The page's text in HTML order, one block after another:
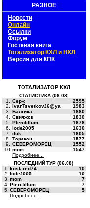
РАЗНОЕ
Новости
Онлайн
Ссылки
Форум
Гостевая книга
Тотализатор КХЛ и НХЛ
Версия для КПК
ТОТАЛИЗАТОР КХЛ
СТАТИСТИКА (06.08)
1.
Серж
2595
2.
IvanTsvetkov26@ya
1983
3.
Балтика
1880
4.
Свияжск
1830
5.
Pterofillum
1678
6.
lode2005
1630
7.
duk
1605
8.
Таракан
1577
9.
СЕВЕРОМОРЕЦ
1552
10. mom
1547
Подробнее...
ПОСЛЕДНИЙ ТУР (06.08)
1.
kostared74
10
2. lode2005
10
3. mom
7
4. Pterofillum
7
5. СЕВЕРОМОРЕЦ
5
Подробнее...